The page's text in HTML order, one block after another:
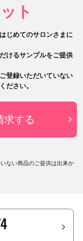
ト
じめてのサロンさまに
けるサンプルをご提供
登録いただいていない
ださい。
求する
ない商品のご提供は出来か